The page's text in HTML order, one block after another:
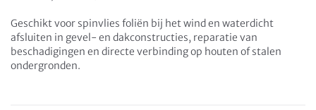
Geschikt voor spinvlies foliën bij het wind en waterdicht
afsluiten in gevel- en dakconstructies, reparatie van
beschadigingen en directe verbinding op houten of stalen
ondergronden.